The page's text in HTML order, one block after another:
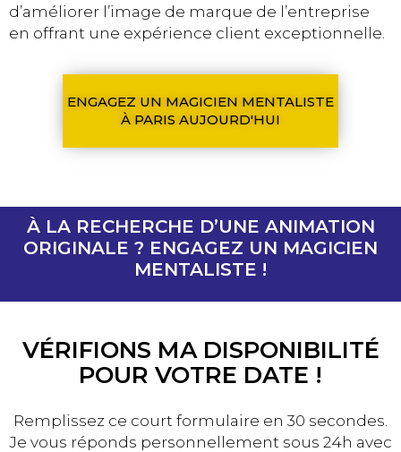
d’améliorer l’image de marque de l’entreprise
en offrant une expérience client exceptionnelle.
ENGAGEZ UN MAGICIEN MENTALISTE
À PARIS AUJOURD'HUI
À LA RECHERCHE D’UNE ANIMATION
ORIGINALE ? ENGAGEZ UN MAGICIEN
MENTALISTE !
VÉRIFIONS MA DISPONIBILITÉ
POUR VOTRE DATE !
Remplissez ce court formulaire en 30 secondes.
Je vous réponds personnellement sous 24h avec